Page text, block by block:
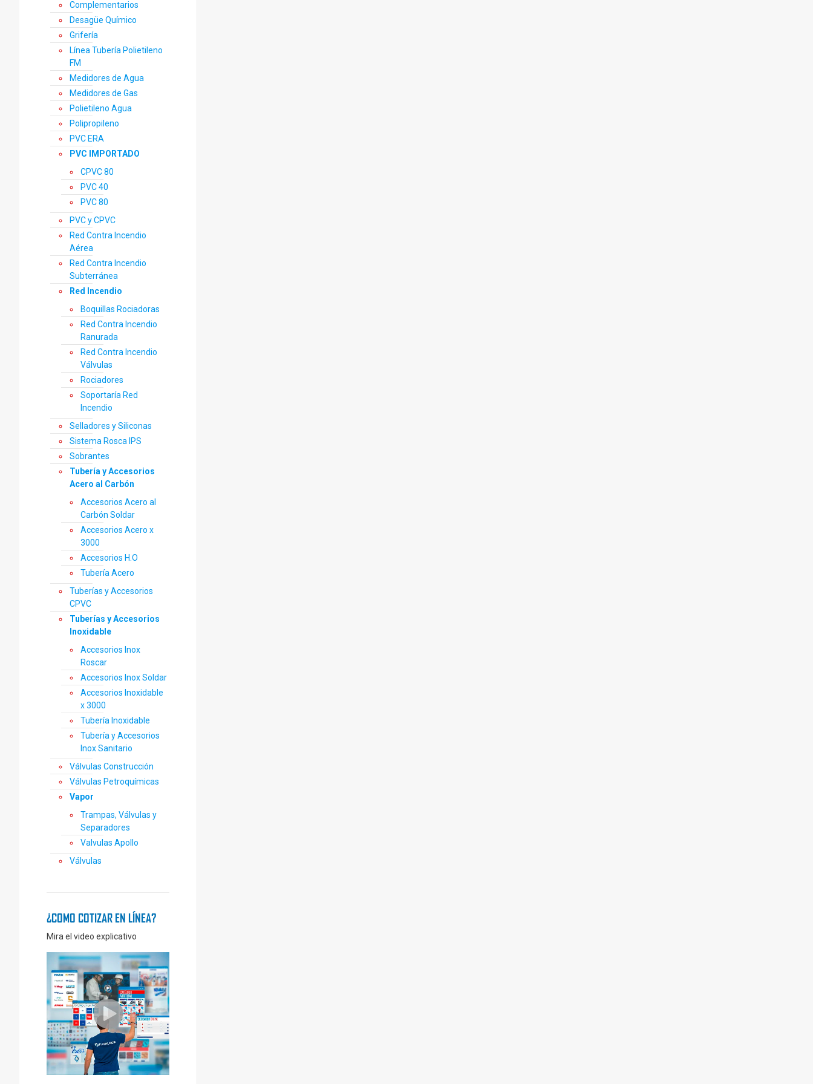
Complementarios
Desagüe Químico
Grifería
Línea Tubería Polietileno
FM
Medidores de Agua
Medidores de Gas
Polietileno Agua
Polipropileno
PVC ERA
PVC IMPORTADO
CPVC 80
PVC 40
PVC 80
PVC y CPVC
Red Contra Incendio
Aérea
Red Contra Incendio
Subterránea
Red Incendio
Boquillas Rociadoras
Red Contra Incendio
Ranurada
Red Contra Incendio
Válvulas
Rociadores
Soportaría Red
Incendio
Selladores y Siliconas
Sistema Rosca IPS
Sobrantes
Tubería y Accesorios
Acero al Carbón
Accesorios Acero al
Carbón Soldar
Accesorios Acero x
3000
Accesorios H.O
Tubería Acero
Tuberías y Accesorios
CPVC
Tuberías y Accesorios
Inoxidable
Accesorios Inox
Roscar
Accesorios Inox Soldar
Accesorios Inoxidable
x 3000
Tubería Inoxidable
Tubería y Accesorios
Inox Sanitario
Válvulas Construcción
Válvulas Petroquímicas
Vapor
Trampas, Válvulas y
Separadores
Valvulas Apollo
Válvulas
¿COMO COTIZAR EN LÍNEA?
Mira el video explicativo